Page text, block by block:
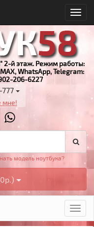
2-й этаж. Режим работы:
WhatsApp, Telegram:
206-6227
мне!
модель ноутбука?